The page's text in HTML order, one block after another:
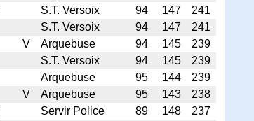
S.T. Versoix 94 147
241
S.T. Versoix 94 147
241
V Arquebuse 94 145
239
S.T. Versoix 94 145
239
Arquebuse 95 144
239
V Arquebuse 95 143
238
Servir Police 89 148 237